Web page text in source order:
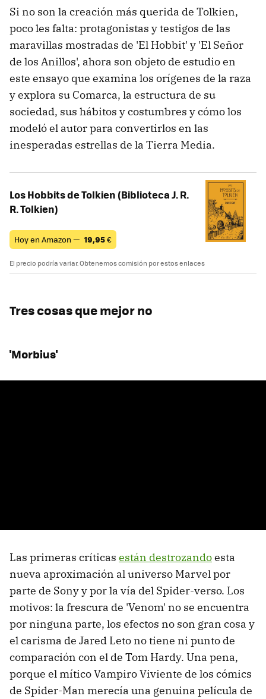
Si no son la creación más querida de Tolkien,
poco les falta: protagonistas y testigos de las
maravillas mostradas de 'El Hobbit' y 'El Señor
de los Anillos', ahora son objeto de estudio en
este ensayo que examina los orígenes de la raza
y explora su Comarca, la estructura de su
sociedad, sus hábitos y costumbres y cómo los
modeló el autor para convertirlos en las
inesperadas estrellas de la Tierra Media.
Los Hobbits de Tolkien (Biblioteca J. R.
R. Tolkien)
Hoy en Amazon — 19,95€
El precio podría variar. Obtenemos comisión por estos enlaces
Tres cosas que mejor no
'Morbius'
Las primeras críticas están destrozandoesta
nueva aproximación al universo Marvel por
parte de Sony y por la vía del Spider-verso. Los
motivos: la frescura de 'Venom' no se encuentra
por ninguna parte, los efectos no son gran cosa y
el carisma de Jared Leto no tiene ni punto de
comparación con el de Tom Hardy. Una pena,
porque el mítico Vampiro Viviente de los cómics
de Spider-Man merecía una genuina película de